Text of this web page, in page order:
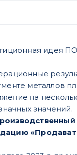
идея
металлов
на
значений.